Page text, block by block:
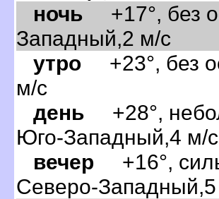
ночь +17°, без
Западный,2 м/с
утро +23°, без
м/с
день +28°,
Юго-Западный,4 м/с
ечер +16°,
Северо-